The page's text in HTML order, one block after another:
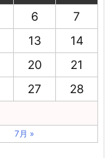
6
7
13
14
20
21
27
28
7月 »